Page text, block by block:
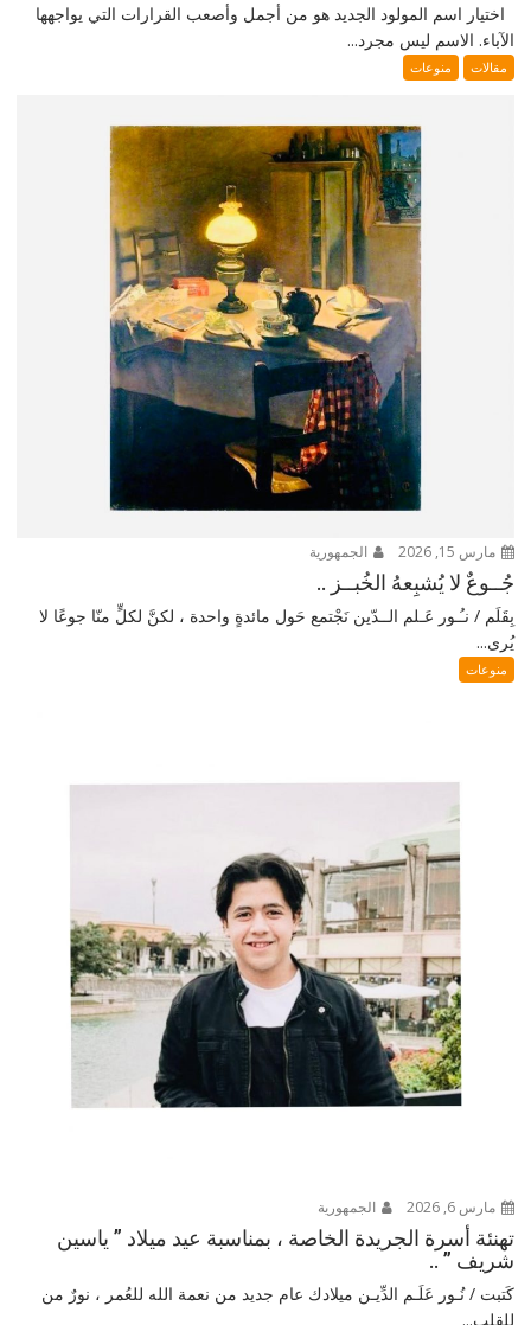
اختيار اسم المولود الجديد هو من أجمل وأصعب القرارات التي يواجهها
الآباء. الاسم ليس مجرد...
مقالات منوعات
مارس 15, 2026 الجمهورية
جُــوعٌ لا يُشبِعهُ الخُبــز ..
بِقَلَم / نـُـور عَـلم الــدّين نَجْتمع حَول مائدةٍ واحدة ، لكنَّ لكلٍّ منّا جوعًا لا
يُرى...
منوعات
مارس 6, 2026 الجمهورية
تهنئة أسرة الجريدة الخاصة ، بمناسبة عيد ميلاد ” ياسين
شريف ” ..
كَتبت / نُـور عَلَـم الدِّيـن ميلادك عام جديد من نعمة الله للعُمر ، نورٌ من
للقلب...